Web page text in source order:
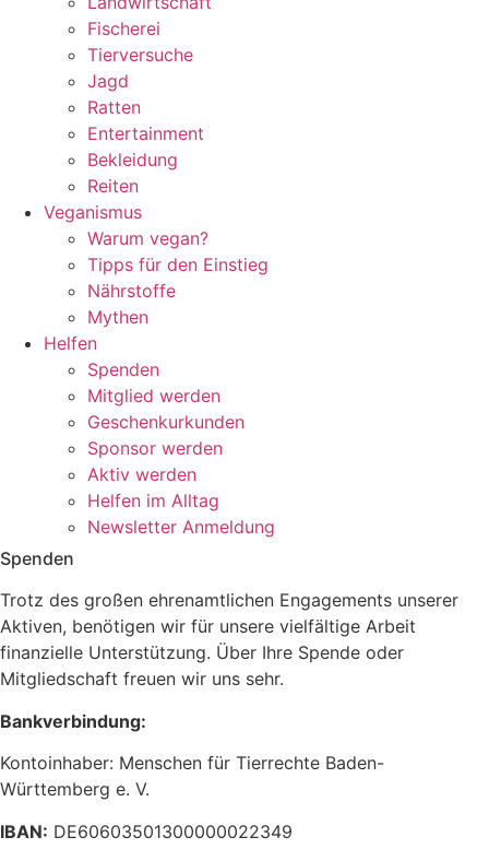
Fischerei
Tierversuche
Jagd
Ratten
Entertainment
Bekleidung
Reiten
Veganismus
Warum vegan?
Tipps für den Einstieg
Nährstoffe
Mythen
Helfen
Spenden
Mitglied werden
Geschenkurkunden
Sponsor werden
Aktiv werden
Helfen im Alltag
Newsletter Anmeldung
Spenden
Trotz des großen ehrenamtlichen Engagements unserer
Aktiven, benötigen wir für unsere vielfältige Arbeit
finanzielle Unterstützung. Über Ihre Spende oder
Mitgliedschaft freuen wir uns sehr.
Bankverbindung:
Kontoinhaber: Menschen für Tierrechte Baden-
Württemberg e. V.
IBAN: DE60603501300000022349